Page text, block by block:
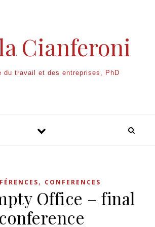
Cianferoni
du travail et des entreprises, PhD
, CONFERENCES
Office – final
conference